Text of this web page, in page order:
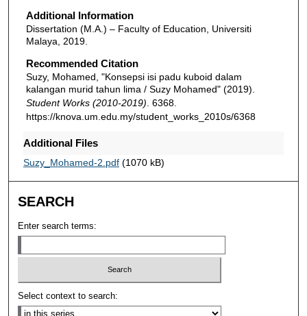
Additional Information
Dissertation (M.A.) – Faculty of Education, Universiti
Malaya, 2019.
Recommended Citation
Suzy, Mohamed, "Konsepsi isi padu kuboid dalam
kalangan murid tahun lima / Suzy Mohamed" (2019).
Student Works (2010-2019) . 6368.
https://knova.um.edu.my/student_works_2010s/6368
Additional Files
Suzy_Mohamed-2.pdf(1070 kB)
SEARCH
Enter search terms:
Select context to search: